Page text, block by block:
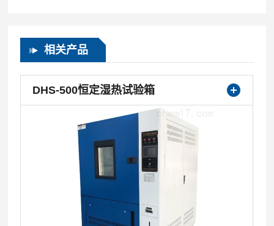
相关产品
DHS-500恒定湿热试验箱